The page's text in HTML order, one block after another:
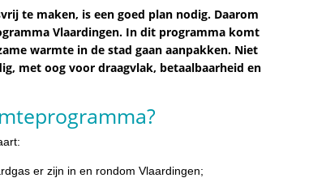
te maken, is een goed plan nodig. Daarom
Vlaardingen. In dit programma komt
warmte in de stad gaan aanpakken. Niet
met oog voor draagvlak, betaalbaarheid en
er zijn in en rondom Vlaardingen;